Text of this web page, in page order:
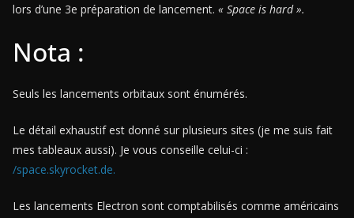
lors d’une 3e préparation de lancement. « Space is hard ».
Nota :
Seuls les lancements orbitaux sont énumérés.
Le détail exhaustif est donné sur plusieurs sites (je me suis fait
mes tableaux aussi). Je vous conseille celui-ci :
/space.skyrocket.de.
Les lancements Electron sont comptabilisés comme américains